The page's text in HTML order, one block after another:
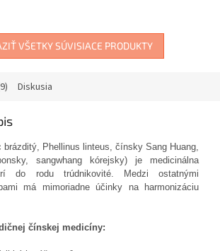
vstrebáva...
VŠETKY SÚVISIACE PRODUKTY
Diskusia
brázditý, Phellinus linteus, čínsky Sang Huang,
sangwhang kórejsky) je medicinálna
do rodu trúdnikovité. Medzi ostatnými
má mimoriadne účinky na harmonizáciu
čínskej medicíny: